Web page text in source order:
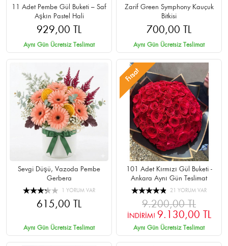
11 Adet Pembe Gül Buketi – Saf
Aşkın Pastel Hali
929,00 TL
Aynı Gün Ücretsiz Teslimat
Zarif Green Symphony Kauçuk
Bitkisi
700,00 TL
Aynı Gün Ücretsiz Teslimat
Sevgi Düşü, Vazoda Pembe
Gerbera
1 YORUM VAR
615,00 TL
Aynı Gün Ücretsiz Teslimat
Fırsat
101 Adet Kırmızı Gül Buketi -
Ankara Aynı Gün Teslimat
21 YORUM VAR
9.200,00 TL
İNDİRİM! 9.130,00 TL
Aynı Gün Ücretsiz Teslimat